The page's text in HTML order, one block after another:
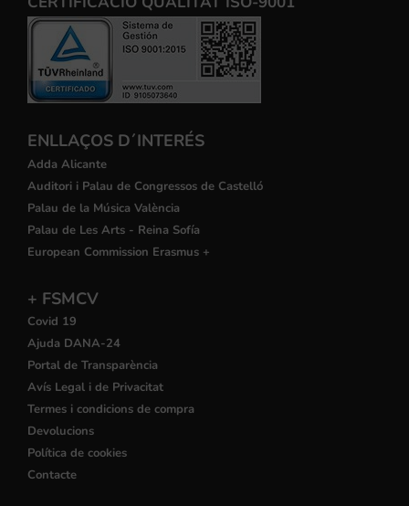
ENLLAÇOS D´INTERÉS
Adda Alicante
Auditori i Palau de Congressos de Castelló
Palau de la Música València
Palau de Les Arts - Reina Sofía
European Commission Erasmus +
+ FSMCV
Covid 19
Ajuda DANA-24
Portal de Transparència
Avís Legal i de Privacitat
Termes i condicions de compra
Devolucions
Política de cookies
Contacte